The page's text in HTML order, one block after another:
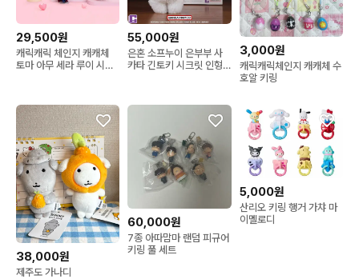
29,500원
캐릭캐릭 체인지 캐캐체
토마 아무 세라 루이 시아
55,000원
은혼 소프누이 은부부 사
카타 긴토키 시크릿 인형
3,000원
캐릭캐릭체인지 캐캐체 수
호알 키링
38,000원
제주도 가나디
60,000원
7종 아따맘마 랜덤 피규어
키링 풀 세트
5,000원
산리오 키링 행거 가챠 마
이멜로디